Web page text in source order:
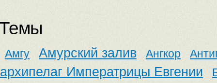
Амгу Амурский залив Ангкор
архипелаг Императрицы Евгении